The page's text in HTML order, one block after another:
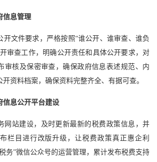
信息管理
开文件要求，严格按照“谁公开、谁审查、谁负
审查工作，明确公开责任和具体公开要求，对
审核及保密审查，确保政府信息表述规范、内
资料档案，确保资料完整齐全、有据可查。
信息公开平台建设
网站建设，及时更新最新的税费政策信息，并
栏目进行改版升级，让税费政策真正惠企利
务”微信公众号的运营管理，累计发布税费支持